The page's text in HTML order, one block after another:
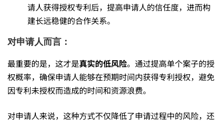
请人获得授权专利后，提高申请人的信任度，进而构
建长远稳健的合作关系。
对申请人而言：
最重要的是，这才是真实的低风险。通过提高单个案子的授
权概率，确保申请人能够在预期时间内获得专利授权，避免
因专利未授权而造成的时间和资源浪费。
对申请人来说，这种方式不仅降低了申请过程中的风险，还